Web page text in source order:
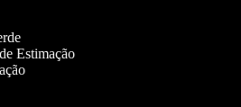
Estimação